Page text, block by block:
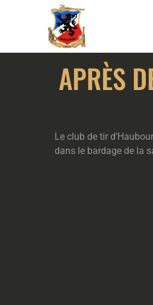
APRÈS
Le club de tir
dans le bardage de la